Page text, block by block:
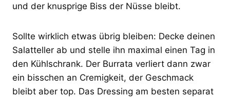
und der knusprige Biss der Nüsse bleibt.
Sollte wirklich etwas übrig bleiben: Decke deinen
Salatteller ab und stelle ihn maximal einen Tag in
den Kühlschrank. Der Burrata verliert dann zwar
ein bisschen an Cremigkeit, der Geschmack
bleibt aber top. Das Dressing am besten separat